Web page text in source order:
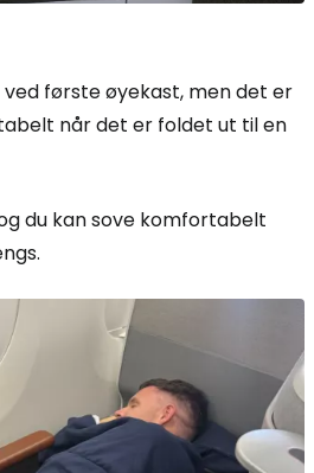
første øyekast, men det er
når det er foldet ut til en
du kan sove komfortabelt